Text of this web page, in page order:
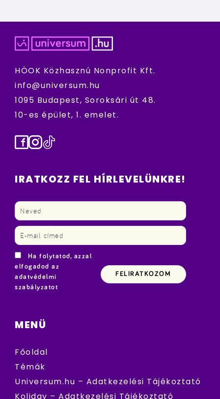
HÖOK Közhasznú Nonprofit Kft.
info@universum.hu
1095 Budapest, Soroksári út 48.
10-es épület, 1. emelet.
Facebook
Instagram
TikTok
IRATKOZZ FEL HÍRLEVELÜNKRE!
Ha folytatod, azzal
elfogadod az
adatvédelmi
szabályzatot
MENÜ
Főoldal
Témák
Universum.hu – Adatkezelési Tájékoztató
Koliday – Adatkezelési Tájékoztató